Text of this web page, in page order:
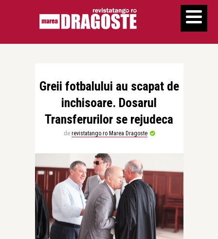
Greii fotbalului au scapat de
inchisoare. Dosarul
Transferurilor se rejudeca
de revistatango.ro Marea Dragoste